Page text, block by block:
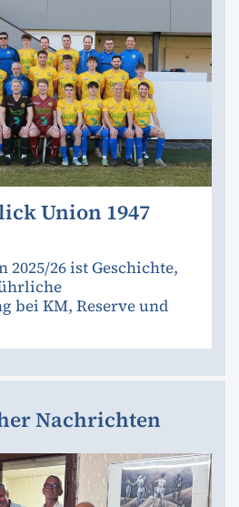
Union 1947
2025/26 ist Geschichte,
bei KM, Reserve und
Nachrichten